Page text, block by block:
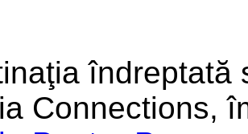
îndreptată
Connections,